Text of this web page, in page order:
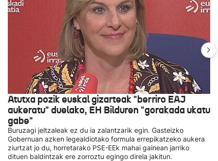
Atutxa pozik euskal gizarteak "berriro EAJ
aukeratu" duelako, EH Bilduren "gorakada ukatu
gabe"
Buruzagi jeltzaleak ez du ia zalantzarik egin. Gasteizko
Gobernuan azken legealdiotako formula errepikatzeko aukera
ziurtzat jo du, horretarako PSE-EEk mahai gainean jarriko
dituen baldintzak ere zorroztu egingo direla jakitun.